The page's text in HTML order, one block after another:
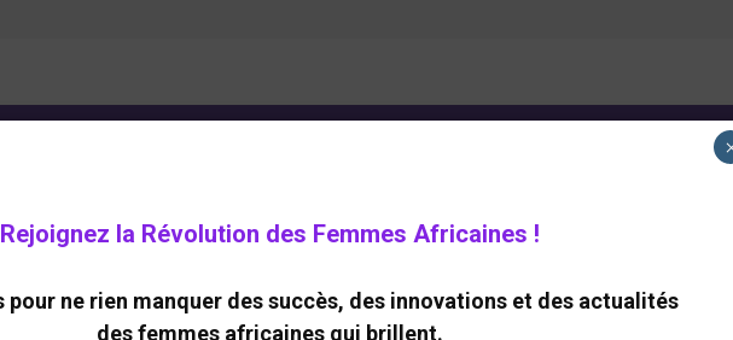
Diakhaté, nommée
Rejoignez la Révolution des Femmes Africaines !
pour ne rien manquer des succès, des innovations et des actualités
des femmes africaines qui brillent.